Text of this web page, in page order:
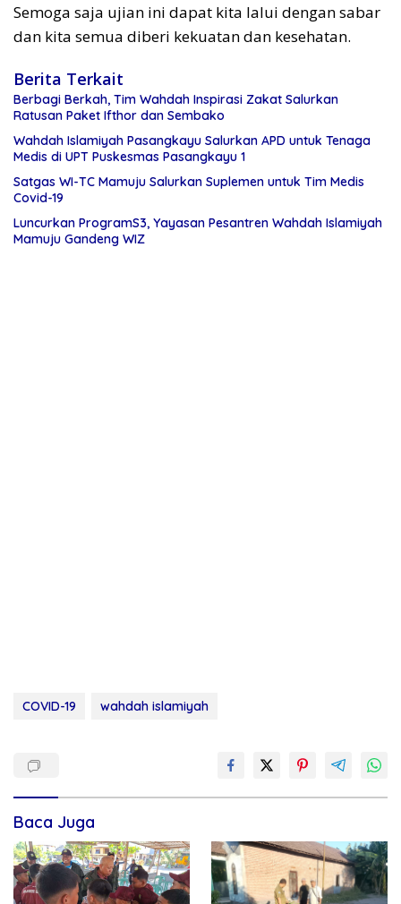
Semoga saja ujian ini dapat kita lalui dengan sabar
dan kita semua diberi kekuatan dan kesehatan.
Berita Terkait
Berbagi Berkah, Tim Wahdah Inspirasi Zakat Salurkan
Ratusan Paket Ifthor dan Sembako
Wahdah Islamiyah Pasangkayu Salurkan APD untuk Tenaga
Medis di UPT Puskesmas Pasangkayu 1
Satgas WI-TC Mamuju Salurkan Suplemen untuk Tim Medis
Covid-19
Luncurkan ProgramS3, Yayasan Pesantren Wahdah Islamiyah
Mamuju Gandeng WIZ
COVID-19 wahdah islamiyah
Baca Juga